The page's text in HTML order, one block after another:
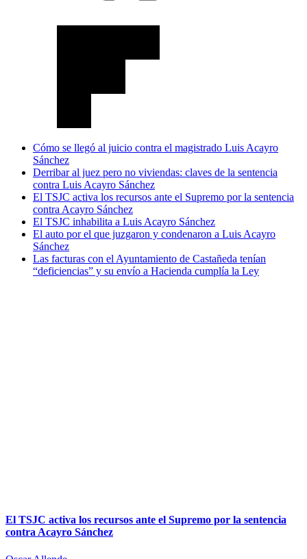
Cómo se llegó al juicio contra el magistrado Luis Acayro
Sánchez
Derribar al juez pero no viviendas: claves de la sentencia
contra Luis Acayro Sánchez
El TSJC activa los recursos ante el Supremo por la sentencia
contra Acayro Sánchez
El TSJC inhabilita a Luis Acayro Sánchez
El auto por el que juzgaron y condenaron a Luis Acayro
Sánchez
Las facturas con el Ayuntamiento de Castañeda tenían
“deficiencias” y su envío a Hacienda cumplía la Ley
El TSJC activa los recursos ante el Supremo por la sentencia
contra Acayro Sánchez